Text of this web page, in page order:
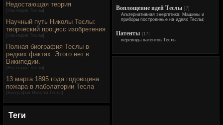
Недостающая теория
Наследие Теслы
Научный путь Николы Теслы:
творческий процесс изобретения
Наследие Теслы
Полная биография Теслы в
редких фактах. Этого нет в
Википедии.
Наследие Теслы
13 марта 1895 года годовщина
пожара в лаболатории Тесла
Биография Николы Тесла
Теги
Воплощение идей Теслы [7]
Альтернативная энергетика; Машины и
приборы построенные на идеях Теслы;
Патенты [17]
переводы патентов Теслы